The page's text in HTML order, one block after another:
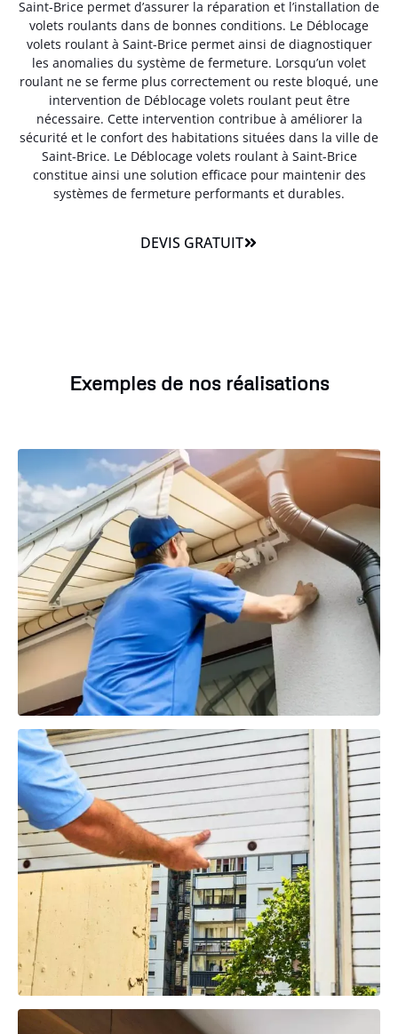
Saint-Brice permet d’assurer la réparation et l’installation de
volets roulants dans de bonnes conditions. Le Déblocage
volets roulant à Saint-Brice permet ainsi de diagnostiquer
les anomalies du système de fermeture. Lorsqu’un volet
roulant ne se ferme plus correctement ou reste bloqué, une
intervention de Déblocage volets roulant peut être
nécessaire. Cette intervention contribue à améliorer la
sécurité et le confort des habitations situées dans la ville de
Saint-Brice. Le Déblocage volets roulant à Saint-Brice
constitue ainsi une solution efficace pour maintenir des
systèmes de fermeture performants et durables.
DEVIS GRATUIT
Exemples de nos réalisations